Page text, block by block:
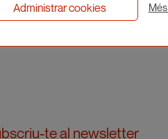
te al newsletter
Administrar cookies